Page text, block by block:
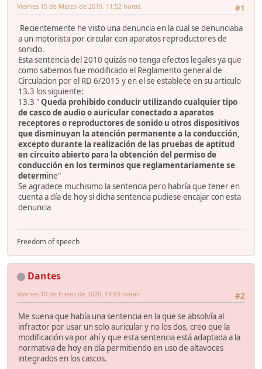
#1
Viernes 15 de Marzo de 2019. 11:52 horas.
Recientemente he visto una denuncia en la cual se denunciaba
a un motorista por circular con aparatos reproductores de
sonido.
Esta sentencia del 2010 quizás no tenga efectos legales ya que
como sabemos fue modificado el Reglamento general de
Circulacion por el RD 6/2015 y en el se establece en su articulo
13.3 los siguiente:
13.3 "Queda prohibido conducir utilizando cualquier tipo
de casco de audio o auricular conectado a aparatos
receptores o reproductores de sonido u otros dispositivos
que disminuyan la atención permanente a la conducción,
excepto durante la realización de las pruebas de aptitud
en circuito abierto para la obtención del permiso de
conducción en los terminos que reglamentariamente se
determine"
Se agradece muchisimo la sentencia pero habría que tener en
cuenta a día de hoy si dicha sentencia pudiese encajar con esta
denuncia
Freedom of speech
Dantes
#2
Viernes 10 de Enero de 2020. 14:03 horas.
Me suena que había una sentencia en la que se absolvía al
infractor por usar un solo auricular y no los dos, creo que la
modificación va por ahí y que esta sentencia está adaptada a la
normativa de hoy en día permitiendo en uso de altavoces
integrados en los cascos.